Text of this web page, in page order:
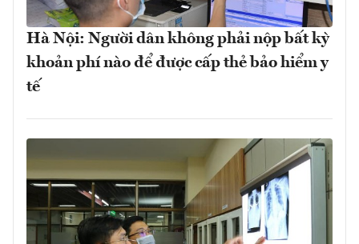
Hà Nội: Người dân không phải nộp bất kỳ
khoản phí nào để được cấp thẻ bảo hiểm y
tế